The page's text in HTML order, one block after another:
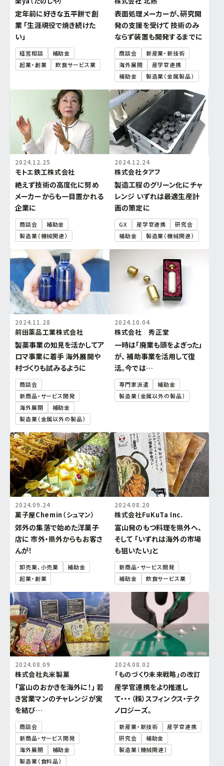
定年前に好きな五平餅で創
業 「生涯現役で焼き続けた
い」
経営相談
補助金
起業・創業
飲食サービス業
表面処理メーカーが、研究開
発の支援を受けて 技術のみ
ならず装置も開発するまでに
商談会
新産業・新技術
海外展開
産学官連携
補助金
製造業（金属製品）
2024.12.25
モトエ鉄工株式会社
絶えず技術の高度化に努め
メーカーからも一目置かれる
企業に
商談会
補助金
製造業（機械関連）
2024.12.24
株式会社タアフ
製造工程のグリーン化にチャ
レンジ いずれは最適生産計
画の策定に
GX 産学官連携
研究会
補助金
製造業（機械関連）
2024.11.28
前田薬品工業株式会社
製薬事業の知見を活かしてア
ロマ事業に着手 海外展開や
村づくりも試みるように
商談会
新商品・サービス開発
海外展開
補助金
製造業（金属以外の製品）
2024.10.04
株式会社 秀正堂
一時は「廃業も頭をよぎった」
が、 補助事業を活用して復
活。今では…
専門家派遣
補助金
製造業（金属以外の製品）
2024.09.24
菓子屋Chemin（シュマン）
郊外の集落で始めた洋菓子
店に 市外・県外からもお客さ
んが！
卸売業、小売業
補助金
起業・創業
2024.08.20
株式会社FuKuTa Inc.
富山発のもつ料理を県外へ、
そして 「いずれは海外の市場
も狙いたい」と
新商品・サービス開発
補助金
飲食サービス業
2024.08.09
株式会社丸米製菓
「富山のおかきを海外に！」 若
き営業マンのチャレンジが実
を結び…
商談会
新商品・サービス開発
海外展開
補助金
製造業（食料品）
2024.08.02
「ものづくり未来戦略」の改訂
産学官連携をより推進し
て・・・（株）スフィンクス・テク
ノロジーズ。
新産業・新技術
産学官連携
研究会
補助金
製造業（機械関連）